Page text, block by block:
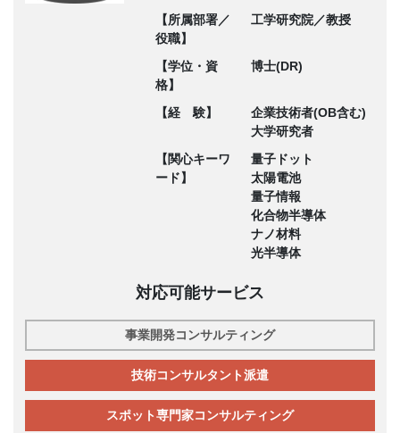
【所属部署／
役職】
工学研究院／教授
【学位・資
格】
博士(DR)
【経 験】
企業技術者(OB含む)
大学研究者
【関心キーワ
ード】
量子ドット
太陽電池
量子情報
化合物半導体
ナノ材料
光半導体
対応可能サービス
事業開発コンサルティング
技術コンサルタント派遣
スポット専門家コンサルティング